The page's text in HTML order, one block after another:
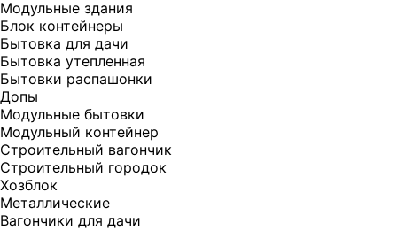
Модульные здания
Блок контейнеры
Бытовка для дачи
Бытовка утепленная
Бытовки распашонки
Допы
Модульные бытовки
Модульный контейнер
Строительный вагончик
Строительный городок
Хозблок
Металлические
Вагончики для дачи